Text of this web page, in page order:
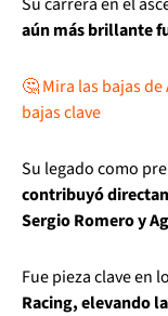
aún más brillante
🤔 Mira las bajas
bajas clave
Su legado como
contribuyó
Sergio Romero y
Fue pieza clave en
Racing, elevando